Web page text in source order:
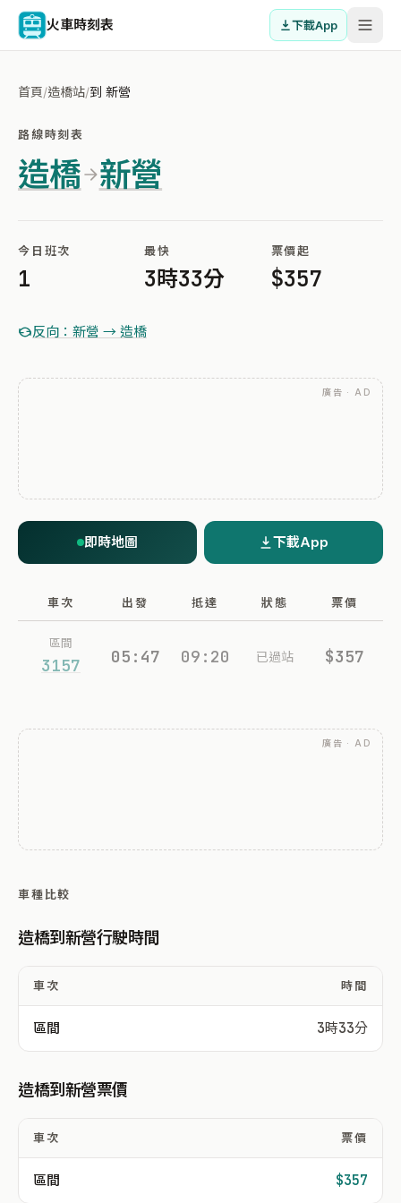
火車時刻表 下載App
首頁/造橋站/到 新營
路線時刻表
造橋 新營
今日班次
1
最快
3時33分
票價起
$357
反向：新營 → 造橋
廣告 · AD
即時地圖 下載App
車次 出發 抵達 狀態 票價
區間
3157 05:47 09:20 已過站 $357
廣告 · AD
車種比較
造橋到新營行駛時間
車次 時間
區間 3時33分
造橋到新營票價
車次 票價
區間 $357